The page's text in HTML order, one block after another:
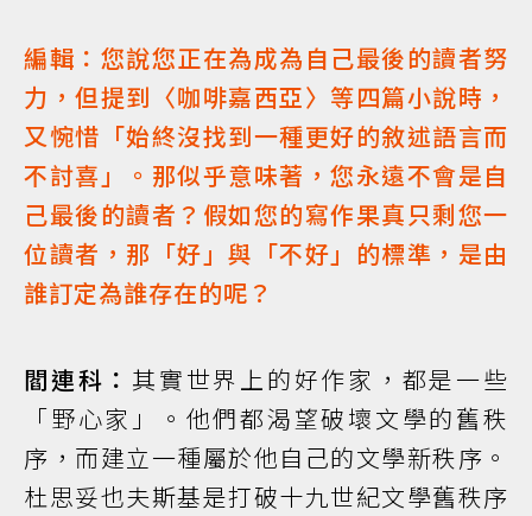
編輯：您說您正在為成為自己最後的讀者努
力，但提到〈咖啡嘉西亞〉等四篇小說時，
又惋惜「始終沒找到一種更好的敘述語言而
不討喜」。那似乎意味著，您永遠不會是自
己最後的讀者？假如您的寫作果真只剩您一
位讀者，那「好」與「不好」的標準，是由
誰訂定為誰存在的呢？
閻連科： 其實世界上的好作家，都是一些
「野心家」。他們都渴望破壞文學的舊秩
序，而建立一種屬於他自己的文學新秩序。
杜思妥也夫斯基是打破十九世紀文學舊秩序